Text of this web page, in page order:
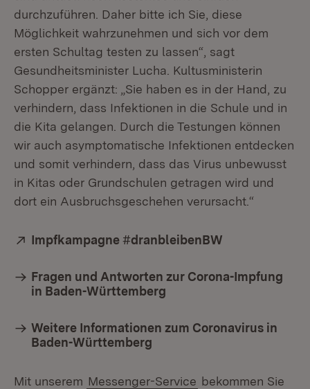
durchzuführen. Daher bitte ich Sie, diese
Möglichkeit wahrzunehmen und sich vor dem
ersten Schultag testen zu lassen“, sagt
Gesundheitsminister Lucha. Kultusministerin
Schopper ergänzt: „Sie haben es in der Hand, zu
verhindern, dass Infektionen in die Schule und in
die Kita gelangen. Durch die Testungen können
wir auch asymptomatische Infektionen entdecken
und somit verhindern, dass das Virus unbewusst
in Kitas oder Grundschulen getragen wird und
dort ein Ausbruchsgeschehen verursacht.“
Extern:
Impfkampagne #dranbleibenBW
Fragen und Antworten zur Corona-Impfung
in Baden-Württemberg
Weitere Informationen zum Coronavirus in
Baden-Württemberg
Mit unserem Messenger-Service bekommen Sie